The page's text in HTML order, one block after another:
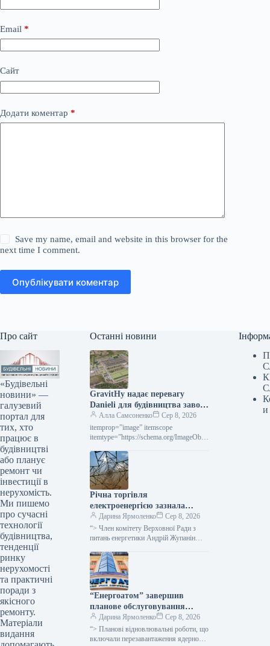
Email *
Сайт
Додати коментар *
Save my name, email and website in this browser for the
next time I comment.
Опублікувати коментар
Про сайт
«Будівельні
новини» —
галузевий
портал для
тих, хто
працює в
будівництві
або планує
ремонт чи
інвестиції в
нерухомість.
Ми пишемо
про сучасні
технології
будівництва,
тенденції
ринку
нерухомості
та практичні
поради з
якісного
ремонту.
Матеріали
видання
Останні новини
GravitHy надає перевагу
Danieli для будівництва заводу
DRI у Фос-сюр-Мер
Алла Самсоненко
Сер 8, 2026
itemprop=”image” itemscope
itemtype=”https://schema.org/ImageObje
GravitHy Новини Глобальний ринок
зелена сталь Роздрукувати 82 08
Серпня 2026 GravitHy обрала Danieli
для…
Річна торгівля
електроенергією зазнала
невдачі через військові
загрози для покупців та
надмірну вартість,
Дарина Ярмоленко
Сер 8, 2026
“> Член комітету Верховної Ради з
питань енергетики Андрій Жупанін
аукціону з продажу електроенергії…
“Енергоатом” завершив
планове обслуговування
п’ятого енергетичного блоку
Дарина Ярмоленко
Сер 8, 2026
“> Планові відновлювальні роботи, що
включали перезавантаження ядерного
и